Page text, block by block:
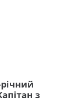
з